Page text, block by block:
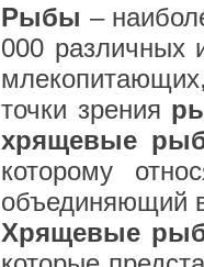
Рыбы –
000 различных
точки зрения
хрящевые
которому
объединяющий
Хрящевые